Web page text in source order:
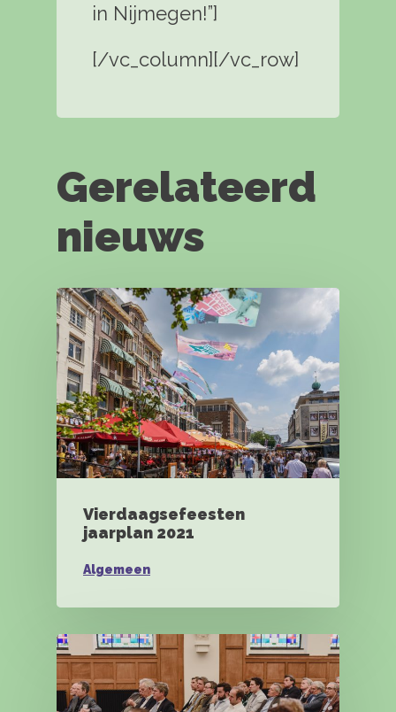
in Nijmegen!”]
[/vc_column][/vc_row]
Gerelateerd
nieuws
Vierdaagsefeesten
jaarplan 2021
Algemeen